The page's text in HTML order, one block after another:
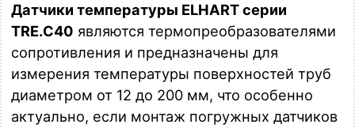
Датчики температуры ELHART серии
TRE.C40 являются термопреобразователями
сопротивления и предназначены для
измерения температуры поверхностей труб
диаметром от 12 до 200 мм, что особенно
актуально, если монтаж погружных датчиков